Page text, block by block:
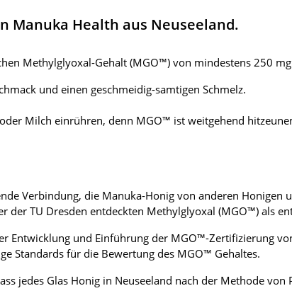
Manuka Health aus Neuseeland.
Methylglyoxal-Gehalt (MGO™) von mindestens 250
und einen geschmeidig-samtigen Schmelz.
Milch einrühren, denn MGO™ ist weitgehend
Verbindung, die Manuka-Honig von anderen Honigen
der TU Dresden entdeckten Methylglyoxal (MGO™) als
Entwicklung und Einführung der MGO™-Zertifizierung
Standards für die Bewertung des MGO™ Gehaltes.
jedes Glas Honig in Neuseeland nach der Methode